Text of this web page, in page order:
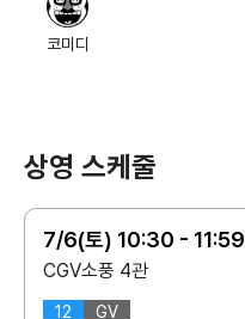
코미디
상영 스케줄
7/6(토) 10:30 - 11:59
CGV소풍 4관
12 GV